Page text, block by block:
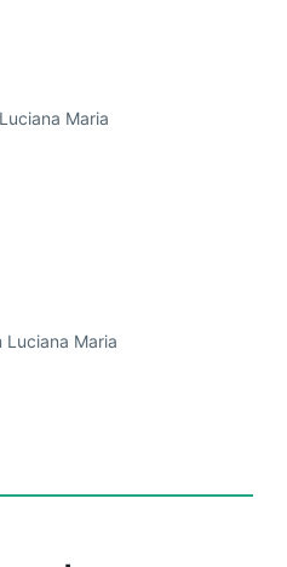
Maria
Luciana Maria